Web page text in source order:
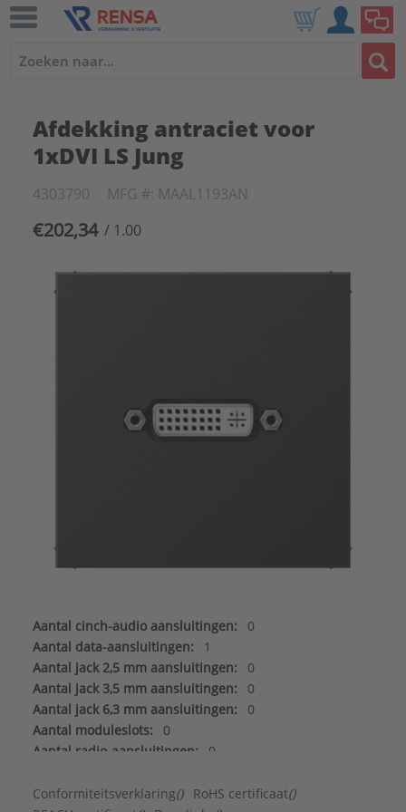
Afdekking antraciet voor
1xDVI LS Jung
4303790 MFG #: MAAL1193AN
€202,34 / 1.00
Aantal cinch-audio aansluitingen:
0
Aantal data-aansluitingen:
1
Aantal jack 2,5 mm aansluitingen:
0
Aantal jack 3,5 mm aansluitingen:
0
Aantal jack 6,3 mm aansluitingen:
0
Aantal moduleslots:
0
Aantal radio-aansluitingen:
0
Aantal Sub-D aansluitingen 15-polig:
0
Conformiteitsverklaring() RoHS certificaat()